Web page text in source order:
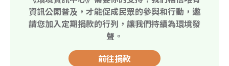
資訊公開普及，才能促成民眾的參與和行動，邀
請您加入定期捐款的行列，讓我們持續為環境發
聲。
前往捐款